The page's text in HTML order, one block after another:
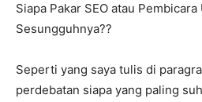
Siapa Pakar SEO atau Pembicara
Sesungguhnya??
Seperti yang saya tulis di
perdebatan siapa yang paling